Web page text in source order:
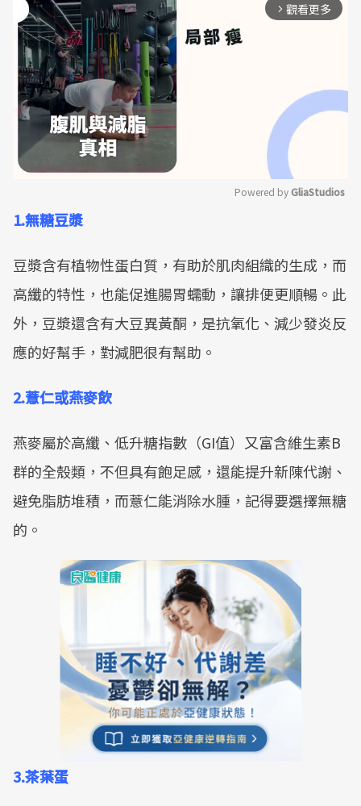
arrow_forward_ios 觀看更多
Powered by GliaStudios
1.無糖豆漿
豆漿含有植物性蛋白質，有助於肌肉組織的生成，而
高纖的特性，也能促進腸胃蠕動，讓排便更順暢。此
外，豆漿還含有大豆異黃酮，是抗氧化、減少發炎反
應的好幫手，對減肥很有幫助。
2.薏仁或燕麥飲
燕麥屬於高纖、低升糖指數（GI值）又富含維生素B
群的全殼類，不但具有飽足感，還能提升新陳代謝、
避免脂肪堆積，而薏仁能消除水腫，記得要選擇無糖
的。
3.茶葉蛋